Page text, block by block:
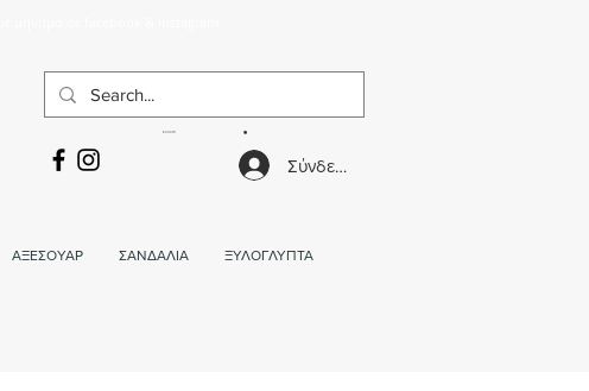
Σύνδεση
ΑΞΕΣΟΥΑΡ ΣΑΝΔΑΛΙΑ ΞΥΛΟΓΛΥΠΤΑ